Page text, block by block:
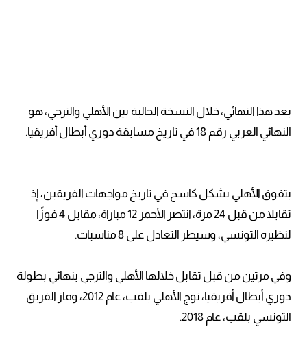
يعد هذا النهائي، خلال النسخة الحالية بين الأهلي والترجي، هو
النهائي العربي رقم 18 في تاريخ مسابقة دوري أبطال أفريقيا.
يتفوق الأهلي بشكل كاسح في تاريخ مواجهات الفريقين، إذ
تقابلا من قبل 24 مرة، انتصر الأحمر 12 مباراة، مقابل 4 فوزًا
لنظيره التونسي، وسيطر التعادل على 8 مناسبات.
وفي مرتين من قبل تقابل خلالها الأهلي والترجي بنهائي بطولة
دوري أبطال أفريقيا، توج الأهلي بلقب، عام 2012، وفاز الفريق
التونسي بلقب، عام 2018.